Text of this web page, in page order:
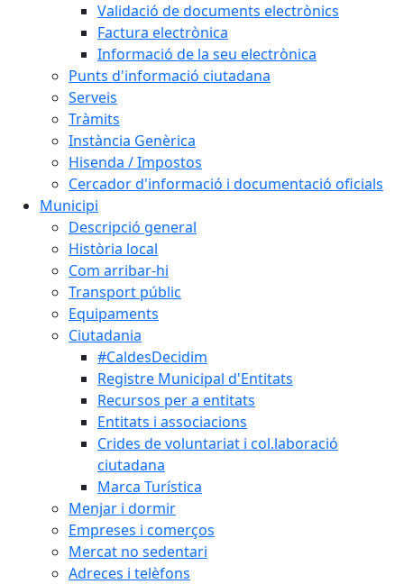
Validació de documents electrònics
Factura electrònica
Informació de la seu electrònica
Punts d'informació ciutadana
Serveis
Tràmits
Instància Genèrica
Hisenda / Impostos
Cercador d'informació i documentació oficials
Municipi
Descripció general
Història local
Com arribar-hi
Transport públic
Equipaments
Ciutadania
#CaldesDecidim
Registre Municipal d'Entitats
Recursos per a entitats
Entitats i associacions
Crides de voluntariat i col.laboració
ciutadana
Marca Turística
Menjar i dormir
Empreses i comerços
Mercat no sedentari
Adreces i telèfons